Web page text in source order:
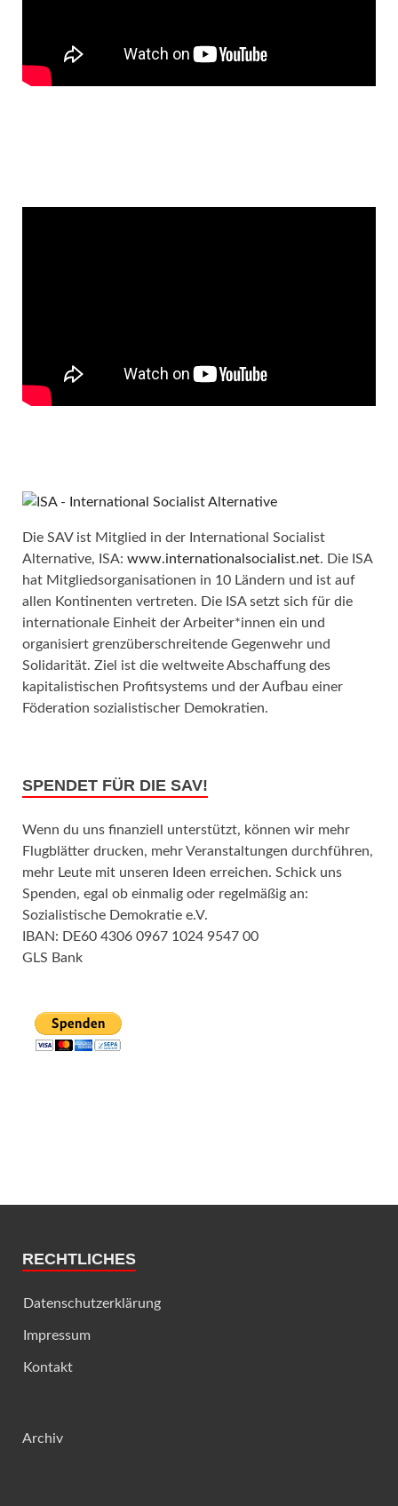
Die SAV ist Mitglied in der International Socialist
Alternative, ISA: www.internationalsocialist.net. Die ISA
hat Mitgliedsorganisationen in 10 Ländern und ist auf
allen Kontinenten vertreten. Die ISA setzt sich für die
internationale Einheit der Arbeiter*innen ein und
organisiert grenzüberschreitende Gegenwehr und
Solidarität. Ziel ist die weltweite Abschaffung des
kapitalistischen Profitsystems und der Aufbau einer
Föderation sozialistischer Demokratien.
SPENDET FÜR DIE SAV!
Wenn du uns finanziell unterstützt, können wir mehr
Flugblätter drucken, mehr Veranstaltungen durchführen,
mehr Leute mit unseren Ideen erreichen. Schick uns
Spenden, egal ob einmalig oder regelmäßig an:
Sozialistische Demokratie e.V.
IBAN: DE60 4306 0967 1024 9547 00
GLS Bank
RECHTLICHES
Datenschutzerklärung
Impressum
Kontakt
Archiv